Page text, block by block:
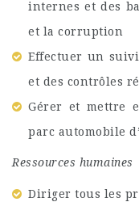
internes et des
et la corruption
Effectuer un
et des contrôles
Gérer et mettre
parc automobile
Ressources humaines
Diriger tous les